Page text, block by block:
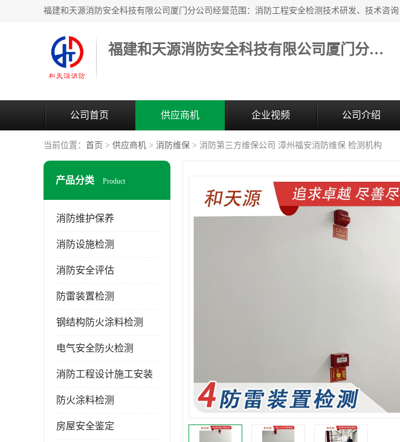
福建和天源消防安全科技有限公司厦门分公司
公司首页 供应商机 企业视频 公司介绍
当前位置： 首页 > 供应商机 > 消防维保 > 消防第三方维保公司 漳州福安消防维保 检测机构
产品分类 Product
消防维护保养
消防设施检测
消防安全评估
防雷装置检测
钢结构防火涂料检测
电气安全防火检测
消防工程设计施工安装
防火涂料检测
房屋安全鉴定